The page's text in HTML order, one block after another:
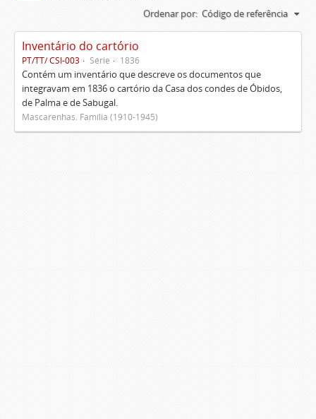
Ordenar por: Código de referência
Inventário do cartório
PT/TT/ CSI-003 Série 1836
Contém um inventário que descreve os documentos que
integravam em 1836 o cartório da Casa dos condes de Óbidos,
de Palma e de Sabugal.
Mascarenhas. Família (1910-1945)